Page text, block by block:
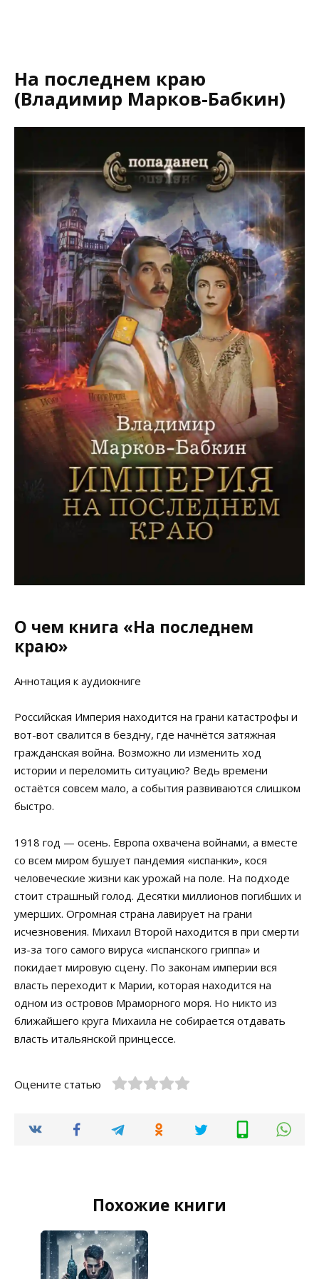
На последнем краю
(Владимир Марков-Бабкин)
О чем книга «На последнем
краю»
Аннотация к аудиокниге
Российская Империя находится на грани катастрофы и
вот-вот свалится в бездну, где начнётся затяжная
гражданская война. Возможно ли изменить ход
истории и переломить ситуацию? Ведь времени
остаётся совсем мало, а события развиваются слишком
быстро.
1918 год — осень. Европа охвачена войнами, а вместе
со всем миром бушует пандемия «испанки», кося
человеческие жизни как урожай на поле. На подходе
стоит страшный голод. Десятки миллионов погибших и
умерших. Огромная страна лавирует на грани
исчезновения. Михаил Второй находится в при смерти
из-за того самого вируса «испанского гриппа» и
покидает мировую сцену. По законам империи вся
власть переходит к Марии, которая находится на
одном из островов Мраморного моря. Но никто из
ближайшего круга Михаила не собирается отдавать
власть итальянской принцессе.
Оцените статью
Похожие книги